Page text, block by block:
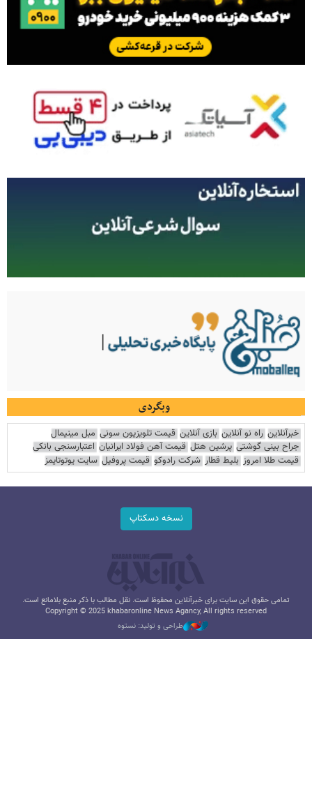
وبگردی
خبرآنلاین راه نو آنلاین بازی آنلاین قیمت تلویزیون سونی مبل مینیمال
جراح بینی گوشتی پرشین هتل قیمت آهن فولاد ایرانیان اعتبارسنجی بانکی
قیمت طلا امروز بلیط قطار شرکت رادوکو قیمت پروفیل سایت یوتوتایمز
نسخه دسکتاپ
تمامی حقوق این سایت برای خبرآنلاین محفوظ است. نقل مطالب با ذکر منبع بلامانع است.
Copyright © 2025 khabaronline News Agancy, All rights reserved
طراحی و تولید: نستوه